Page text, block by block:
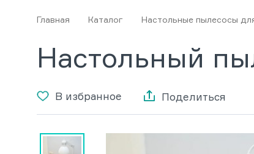
Главная Каталог Настольные пылесосы
Настольный
В избранное Поделиться